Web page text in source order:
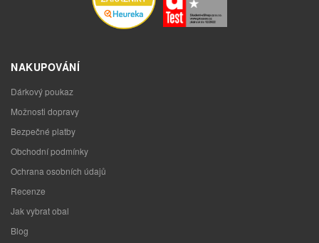
NAKUPOVÁNÍ
Dárkový poukaz
Možnosti dopravy
Bezpečné platby
Obchodní podmínky
Ochrana osobních údajů
Recenze
Jak vybrat obal
Blog